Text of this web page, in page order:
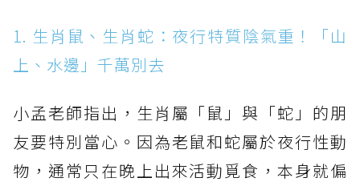
1. 生肖鼠、生肖蛇：夜行特質陰氣重！「山
上、水邊」千萬別去
小孟老師指出，生肖屬「鼠」與「蛇」的朋
友要特別當心。因為老鼠和蛇屬於夜行性動
物，通常只在晚上出來活動覓食，本身就偏